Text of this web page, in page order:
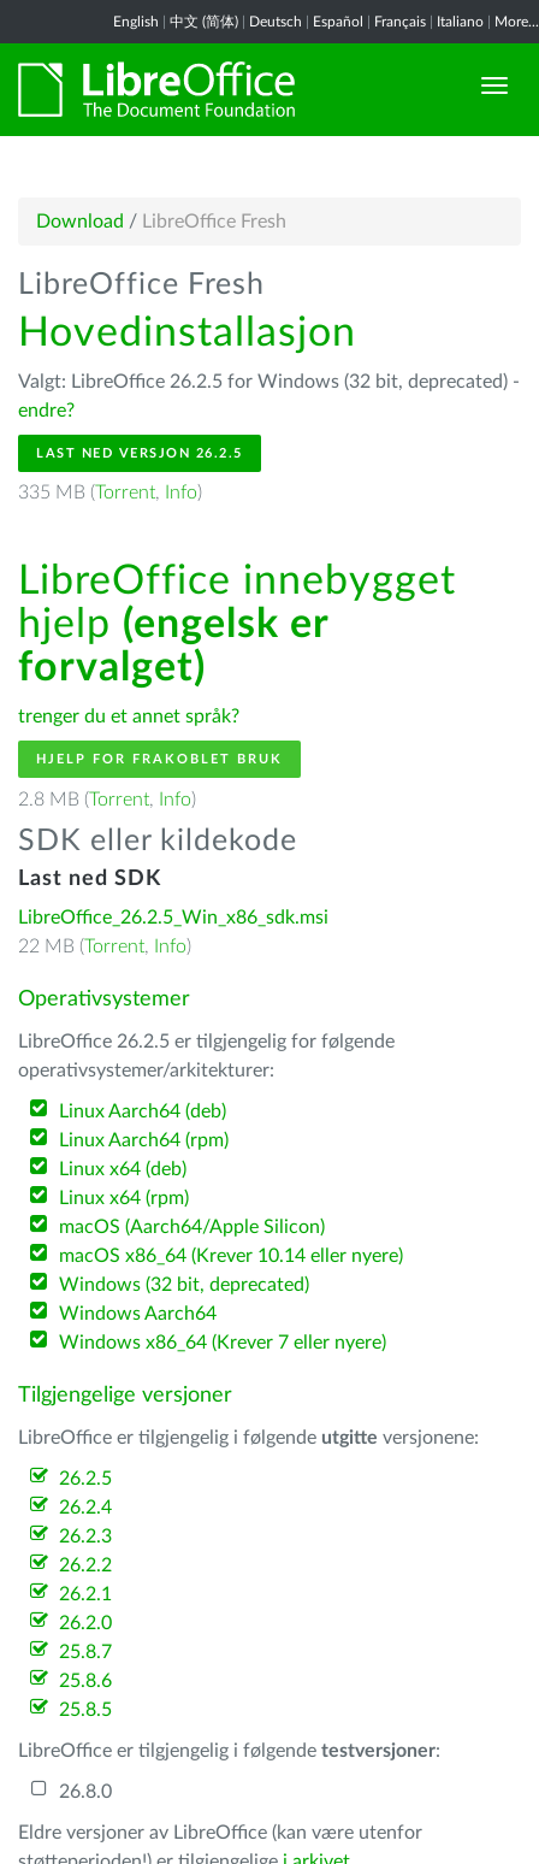
English 中文 (简体) Deutsch Español Français Italiano More...
Download / LibreOffice Fresh
LibreOffice Fresh
Hovedinstallasjon
Valgt: LibreOffice 26.2.5 for Windows (32 bit, deprecated) -
endre?
LAST NED VERSJON 26.2.5
335 MB (Torrent, Info)
LibreOffice innebygget
hjelp (engelsk er
forvalget)
trenger du et annet språk?
HJELP FOR FRAKOBLET BRUK
2.8 MB (Torrent, Info)
SDK eller kildekode
Last ned SDK
LibreOffice_26.2.5_Win_x86_sdk.msi
22 MB (Torrent, Info)
Operativsystemer
LibreOffice 26.2.5 er tilgjengelig for følgende
operativsystemer/arkitekturer:
Linux Aarch64 (deb)
Linux Aarch64 (rpm)
Linux x64 (deb)
Linux x64 (rpm)
macOS (Aarch64/Apple Silicon)
macOS x86_64 (Krever 10.14 eller nyere)
Windows (32 bit, deprecated)
Windows Aarch64
Windows x86_64 (Krever 7 eller nyere)
Tilgjengelige versjoner
LibreOffice er tilgjengelig i følgende utgitte versjonene:
26.2.5
26.2.4
26.2.3
26.2.2
26.2.1
26.2.0
25.8.7
25.8.6
25.8.5
LibreOffice er tilgjengelig i følgende testversjoner:
26.8.0
Eldre versjoner av LibreOffice (kan være utenfor